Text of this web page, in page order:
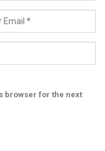
browser for the next